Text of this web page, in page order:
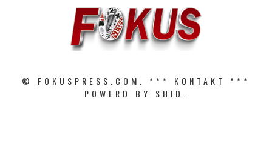
© FOKUSPRESS.COM. *** KONTAKT
***
POWERD BY SHID.